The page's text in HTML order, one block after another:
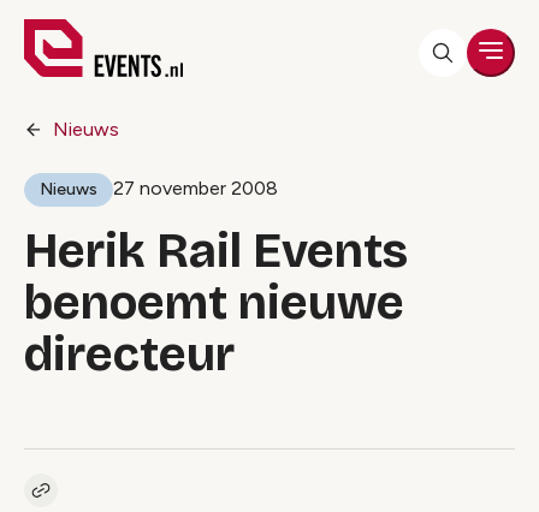
Nieuws
Nieuws 27 november 2008
Herik Rail Events
benoemt nieuwe
directeur
Kopieer link naar artikel